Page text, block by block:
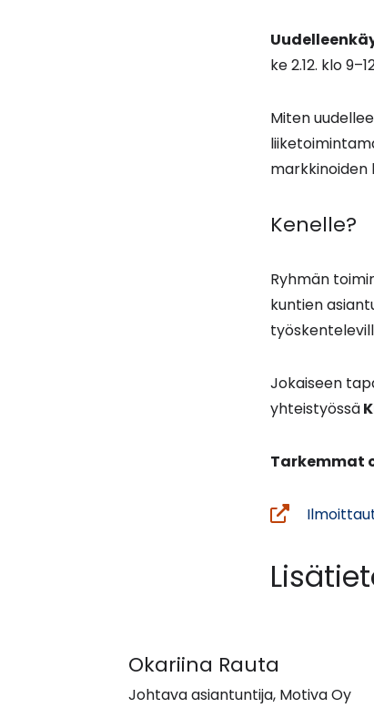
ke 2.12. klo
Miten
markkinoiden
Kenelle?
Ryhmän
kuntien
Jokaiseen
yhteistyössä
Tarkemmat
Okariina Rauta
Johtava asiantuntija, Motiva Oy